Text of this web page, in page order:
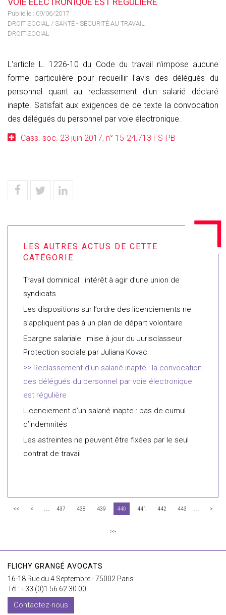
Publié le : 09/06/2017
DROIT SOCIAL / SANTÉ - SÉCURITÉ AU TRAVAIL
DROIT SOCIAL
L'article L. 1226-10 du Code du travail n'impose aucune
forme particulière pour recueillir l'avis des délégués du
personnel quant au reclassement d'un salarié déclaré
inapte. Satisfait aux exigences de ce texte la convocation
des délégués du personnel par voie électronique.
Cass. soc. 23 juin 2017, n° 15-24.713 FS-PB
Travail dominical : intérêt à agir d’une union de
syndicats
Les dispositions sur l’ordre des licenciements ne
s’appliquent pas à un plan de départ volontaire
Epargne salariale : mise à jour du Jurisclasseur
Protection sociale par Juliana Kovac
Reclassement d’un salarié inapte : la convocation
des délégués du personnel par voie électronique
est régulière
Licenciement d’un salarié inapte : pas de cumul
d’indemnités
Les astreintes ne peuvent être fixées par le seul
contrat de travail
<< < ... 437 438 439 440 441 442 443 ... >
>>
FLICHY GRANGÉ AVOCATS
16-18 Rue du 4 Septembre - 75002 Paris
Tél : +33 (0)1 56 62 30 00
Contactez-nous